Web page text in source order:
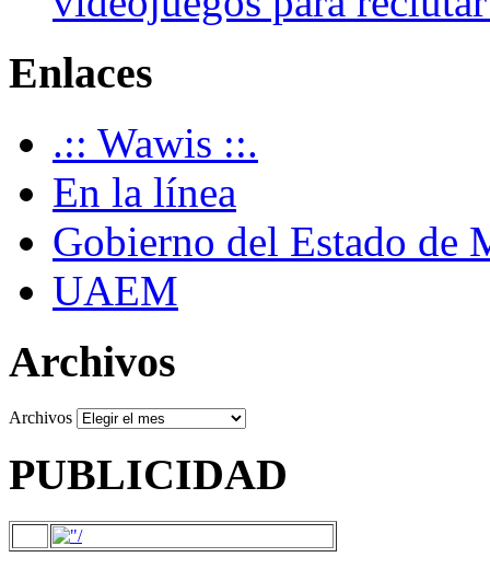
Enlaces
.:: Wawis ::.
En la línea
Gobierno del Estado de
UAEM
Archivos
Archivos
PUBLICIDAD